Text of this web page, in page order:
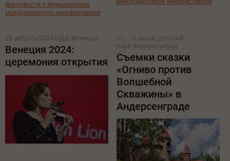
Все новости о Венецианском
международном кинофестивале
международном кинофестивале
28 августа 2024 года, Венеция
Венеция 2024:
церемония открытия
11 - 15 июня, детский
парк Андерсенград
Съемки сказки
«Огниво против
Волшебной
Скважины» в
Андерсенграде